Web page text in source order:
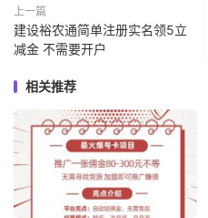
上一篇
建设裕农通简单注册实名领5立
减金 不需要开户
相关推荐